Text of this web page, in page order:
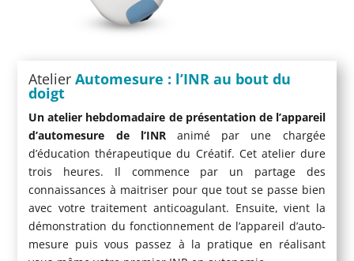
AtelierAutomesure : l’INR au bout du
doigt
Un atelier hebdomadaire de présentation de l’appareil
d’automesure de l’INR
animé par une chargée
d’éducation thérapeutique du Créatif. Cet atelier dure
trois heures. Il commence par un partage des
connaissances à maitriser pour que tout se passe bien
avec votre traitement anticoagulant. Ensuite, vient la
démonstration du fonctionnement de l’appareil d’auto-
mesure puis vous passez à la pratique en réalisant